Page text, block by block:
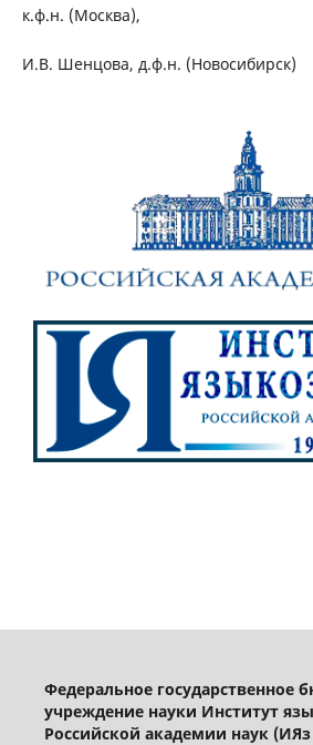
к.ф.н. (Москва),
И.В. Шенцова, д.ф.н. (Новосибирск)
Федеральное государственное
учреждение науки Институт
Российской академии наук